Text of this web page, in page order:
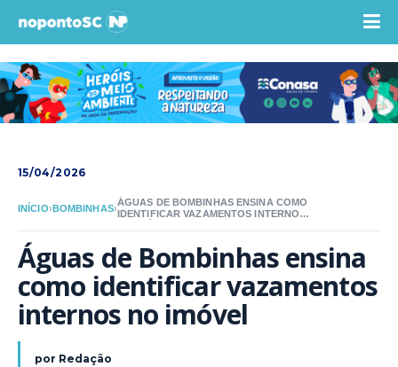
15/04/2026
INÍCIO›BOMBINHAS›
ÁGUAS DE BOMBINHAS ENSINA COMO
IDENTIFICAR VAZAMENTOS INTERNOS
Águas de Bombinhas ensina
como identificar vazamentos
internos no imóvel
por Redação